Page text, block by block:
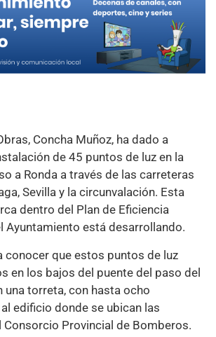
Concha Muñoz, ha dado a
de 45 puntos de luz en la
a Ronda a través de las carreteras
Sevilla y la circunvalación. Esta
dentro del Plan de Eficiencia
Ayuntamiento está desarrollando.
conocer que estos puntos de luz
en los bajos del puente del paso del
una torreta, con hasta ocho
edificio donde se ubican las
Consorcio Provincial de Bomberos.